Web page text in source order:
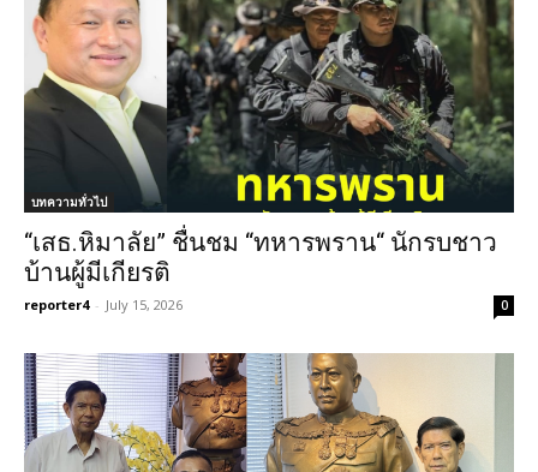
บทความทั่วไป
“เสธ.หิมาลัย” ชื่นชม “ทหารพราน“ นักรบชาว
บ้านผู้มีเกียรติ
reporter4 - July 15, 2026 0